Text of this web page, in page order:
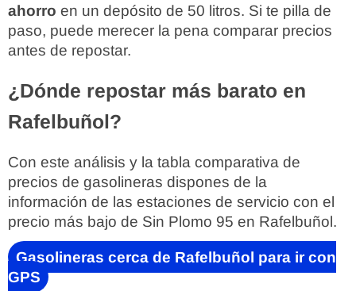
ahorro en un depósito de 50 litros. Si te pilla de
paso, puede merecer la pena comparar precios
antes de repostar.
¿Dónde repostar más barato en
Rafelbuñol?
Con este análisis y la tabla comparativa de
precios de gasolineras dispones de la
información de las estaciones de servicio con el
precio más bajo de Sin Plomo 95 en Rafelbuñol.
Gasolineras cerca de Rafelbuñol para ir con
GPS